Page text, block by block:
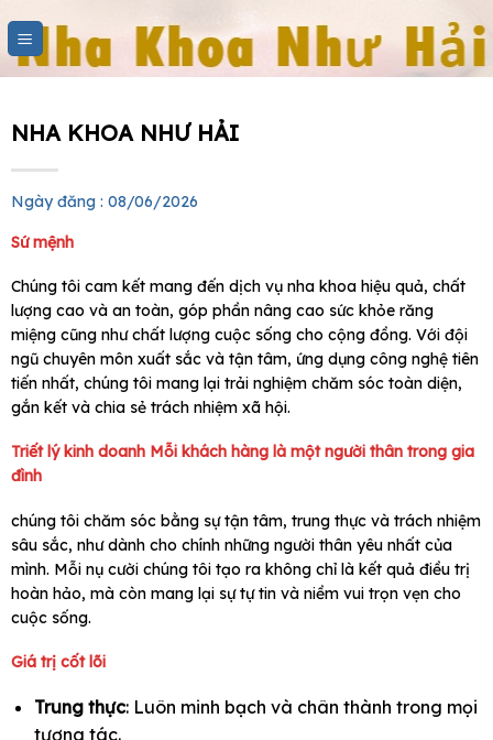
content
NHA KHOA NHƯ HẢI
Ngày đăng : 08/06/2026
Sứ mệnh
Chúng tôi cam kết mang đến dịch vụ nha khoa hiệu quả, chất
lượng cao và an toàn, góp phần nâng cao sức khỏe răng
miệng cũng như chất lượng cuộc sống cho cộng đồng. Với đội
ngũ chuyên môn xuất sắc và tận tâm, ứng dụng công nghệ tiên
tiến nhất, chúng tôi mang lại trải nghiệm chăm sóc toàn diện,
gắn kết và chia sẻ trách nhiệm xã hội.
Triết lý kinh doanh Mỗi khách hàng là một người thân trong gia
đình
chúng tôi chăm sóc bằng sự tận tâm, trung thực và trách nhiệm
sâu sắc, như dành cho chính những người thân yêu nhất của
mình. Mỗi nụ cười chúng tôi tạo ra không chỉ là kết quả điều trị
hoàn hảo, mà còn mang lại sự tự tin và niềm vui trọn vẹn cho
cuộc sống.
Giá trị cốt lõi
Trung thực: Luôn minh bạch và chân thành trong mọi
tương tác.